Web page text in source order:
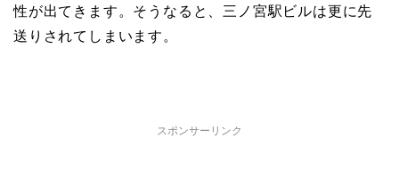
性が出てきます。そうなると、三ノ宮駅ビルは更に先
送りされてしまいます。
スポンサーリンク